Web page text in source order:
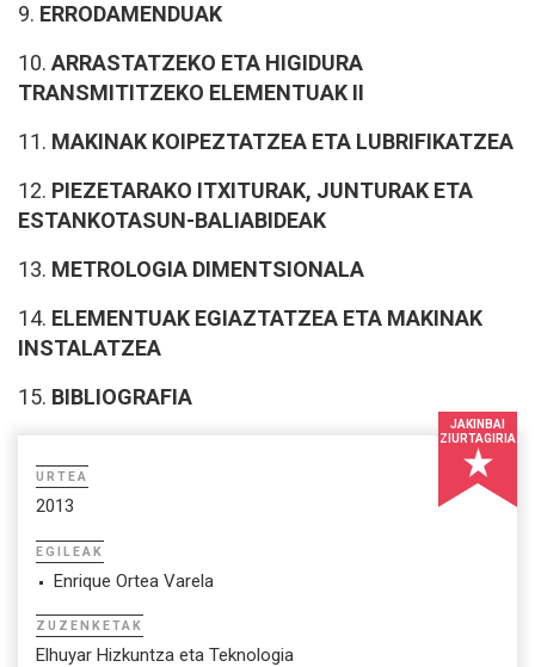
9. ERRODAMENDUAK
10. ARRASTATZEKO ETA HIGIDURA
TRANSMITITZEKO ELEMENTUAK II
11. MAKINAK KOIPEZTATZEA ETA LUBRIFIKATZEA
12. PIEZETARAKO ITXITURAK, JUNTURAK ETA
ESTANKOTASUN-BALIABIDEAK
13. METROLOGIA DIMENTSIONALA
14. ELEMENTUAK EGIAZTATZEA ETA MAKINAK
INSTALATZEA
15. BIBLIOGRAFIA
JAKINBAI
ZIURTAGIRIA
URTEA
2013
EGILEAK
Enrique Ortea Varela
ZUZENKETAK
Elhuyar Hizkuntza eta Teknologia